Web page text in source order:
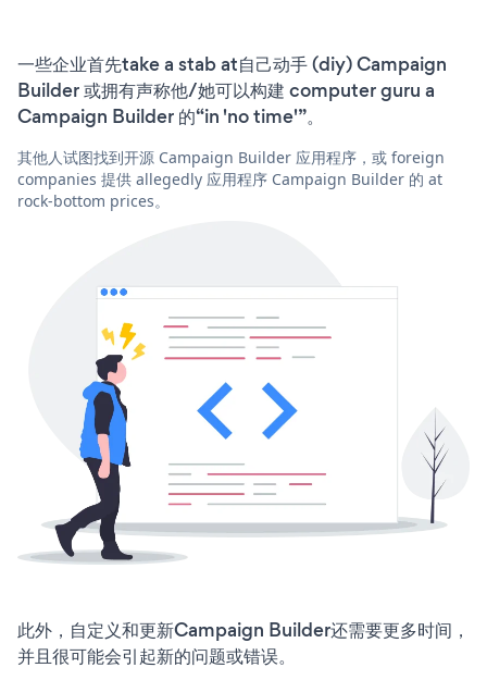
一些企业首先take a stab at自己动手 (diy) Campaign
Builder 或拥有声称他/她可以构建 computer guru a
Campaign Builder 的“in 'no time'”。
其他人试图找到开源 Campaign Builder 应用程序，或 foreign
companies 提供 allegedly 应用程序 Campaign Builder 的 at
rock-bottom prices。
此外，自定义和更新Campaign Builder还需要更多时间，
并且很可能会引起新的问题或错误。